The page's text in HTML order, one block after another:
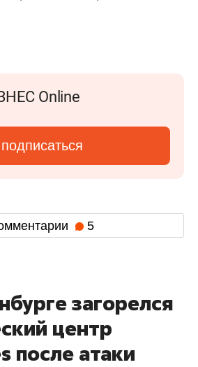
Online
подписаться
5
загорелся
центр
после атаки